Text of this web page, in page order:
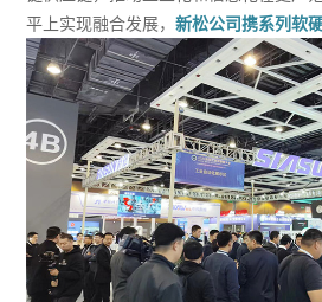
平上实现融合发展，新松公司携系列软